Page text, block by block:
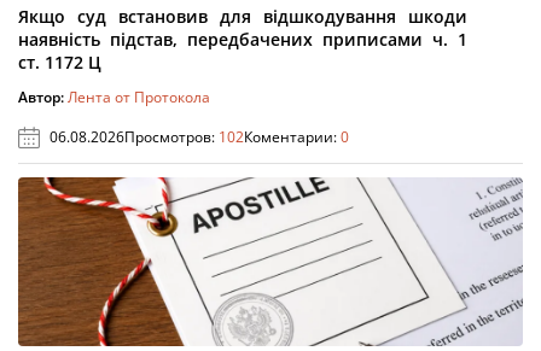
Якщо суд встановив для відшкодування шкоди
наявність підстав, передбачених приписами ч. 1
ст. 1172 Ц
Автор:Лента от Протокола
06.08.2026Просмотров: 102Коментарии:0